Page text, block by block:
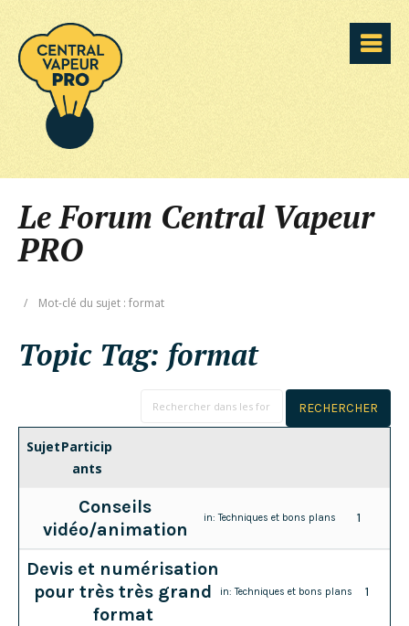
Le Forum Central Vapeur
PRO
/ Mot-clé du sujet : format
Topic Tag: format
SujetParticip
ants
Conseils
vidéo/animation
in:Techniques et bons plans 1
Devis et numérisation
pour très très grand
format
in:Techniques et bons plans 1